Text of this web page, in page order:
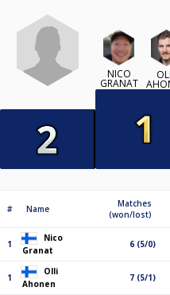
NICO
GRANAT
# Name
Matches
(won/lost)
1
Nico
Granat
6 (5/0)
1
Olli
Ahonen
7 (5/1)